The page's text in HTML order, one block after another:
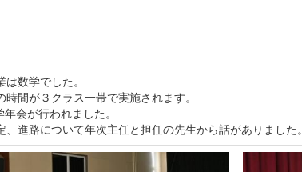
数学でした。
間が３クラス一帯で実施されます。
会が行われました。
進路について年次主任と担任の先生から話がありました。